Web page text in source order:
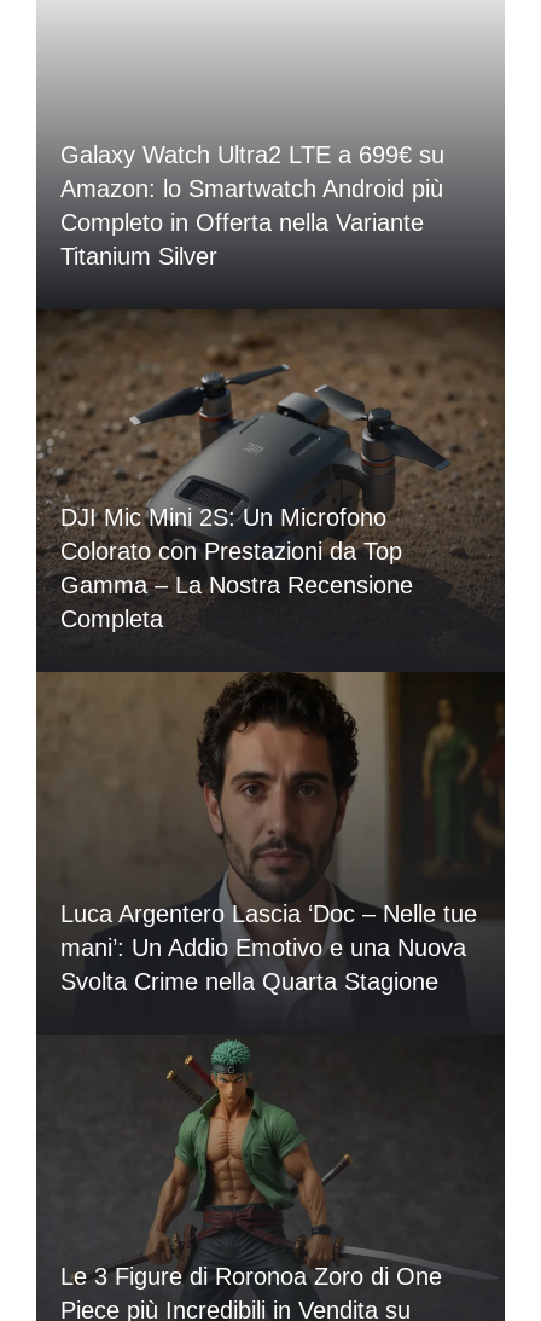
Galaxy Watch Ultra2 LTE a 699€ su
Amazon: lo Smartwatch Android più
Completo in Offerta nella Variante
Titanium Silver
DJI Mic Mini 2S: Un Microfono
Colorato con Prestazioni da Top
Gamma – La Nostra Recensione
Completa
Luca Argentero Lascia ‘Doc – Nelle tue
mani’: Un Addio Emotivo e una Nuova
Svolta Crime nella Quarta Stagione
Le 3 Figure di Roronoa Zoro di One
Piece più Incredibili in Vendita su